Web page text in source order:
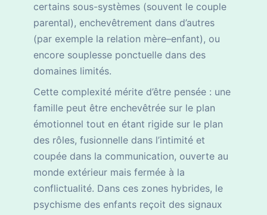
certains sous-systèmes (souvent le couple
parental), enchevêtrement dans d’autres
(par exemple la relation mère–enfant), ou
encore souplesse ponctuelle dans des
domaines limités.
Cette complexité mérite d’être pensée : une
famille peut être enchevêtrée sur le plan
émotionnel tout en étant rigide sur le plan
des rôles, fusionnelle dans l’intimité et
coupée dans la communication, ouverte au
monde extérieur mais fermée à la
conflictualité. Dans ces zones hybrides, le
psychisme des enfants reçoit des signaux